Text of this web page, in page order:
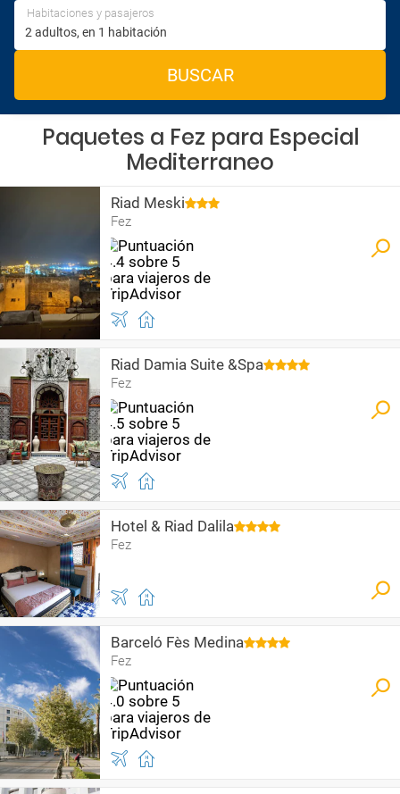
Habitaciones y pasajeros
BUSCAR
Paquetes a Fez para Especial
Mediterraneo
Riad Meski
Fez
Riad Damia Suite &Spa
Fez
Hotel & Riad Dalila
Fez
Barceló Fès Medina
Fez